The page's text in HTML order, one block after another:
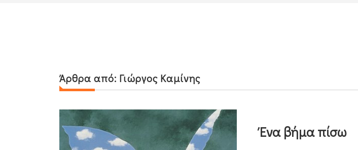
Άρθρα από: Γιώργος Καμίνης
Ένα βήμα πίσω